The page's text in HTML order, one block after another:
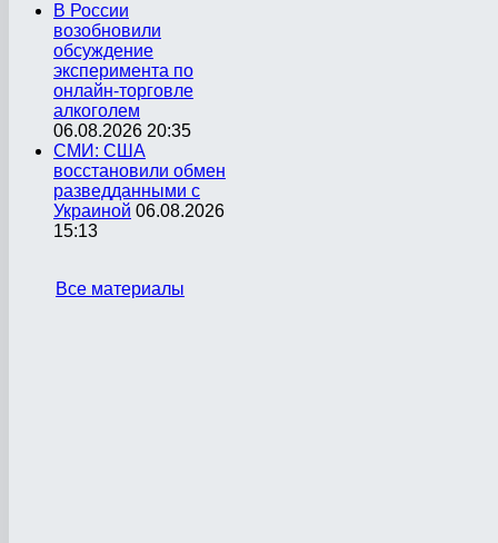
В России
возобновили
обсуждение
эксперимента по
онлайн-торговле
алкоголем
06.08.2026 20:35
СМИ: США
восстановили обмен
разведданными с
Украиной 06.08.2026
15:13
Все материалы